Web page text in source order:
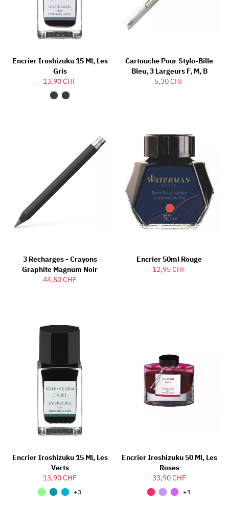
Encrier Iroshizuku 15 Ml, Les
Gris
13,90 CHF
Cartouche Pour Stylo-Bille
Bleu, 3 Largeurs F, M, B
5,30 CHF
3 Recharges - Crayons
Graphite Magnum Noir
44,50 CHF
Encrier 50ml Rouge
12,95 CHF
Encrier Iroshizuku 15 Ml, Les
Verts
13,90 CHF
+3
Encrier Iroshizuku 50 Ml, Les
Roses
33,90 CHF
+1